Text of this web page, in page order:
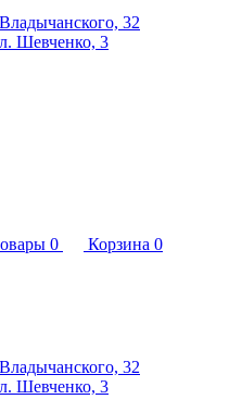
32
Шевченко, 3
0 Корзина 0
32
Шевченко, 3